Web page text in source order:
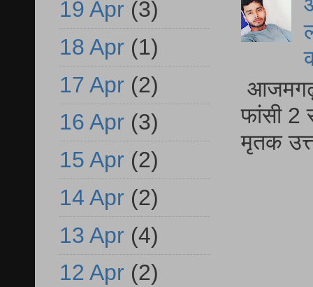
आजमगढ़
फांसी 2
मृतक
19 Apr (3)
18 Apr (1)
17 Apr (2)
16 Apr (3)
15 Apr (2)
14 Apr (2)
13 Apr (4)
12 Apr (2)